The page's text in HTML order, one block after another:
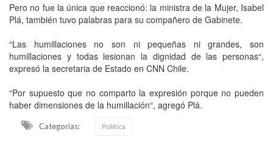
Pero no fue la única que reaccionó: la ministra de la Mujer, Isabel
Plá, también tuvo palabras para su compañero de Gabinete.
“Las humillaciones no son ni pequeñas ni grandes, son
humillaciones y todas lesionan la dignidad de las personas“,
expresó la secretaria de Estado en CNN Chile.
“Por supuesto que no comparto la expresión porque no pueden
haber dimensiones de la humillación“, agregó Plá.
Categorias: Política